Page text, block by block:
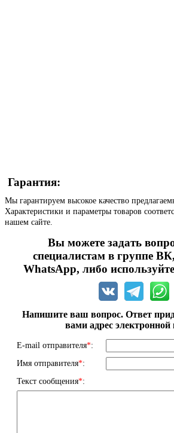
Гарантия:
Мы гарантируем высокое качество
Характеристики и параметры товаров
нашем сайте.
Вы можете задать
специалистам в группе
WhatsApp, либо
Напишите ваш вопрос. Ответ
вами адрес
E-mail отправителя*:
Имя отправителя*:
Текст сообщения*: